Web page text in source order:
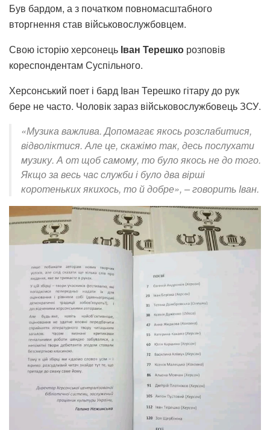
Був бардом, а з початком повномасштабного
вторгнення став військовослужбовцем.
Свою історію херсонець Іван Терешко розповів
кореспондентам Суспільного.
Херсонський поет і бард Іван Терешко гітару до рук
бере не часто. Чоловік зараз військовослужбовець ЗСУ.
«Музика важлива. Допомагає якось розслабитися,
відволіктися. Але це, скажімо так, десь послухати
музику. А от щоб самому, то було якось не до того.
Якщо за весь час служби і було два вірші
коротеньких якихось, то й добре», – говорить Іван.